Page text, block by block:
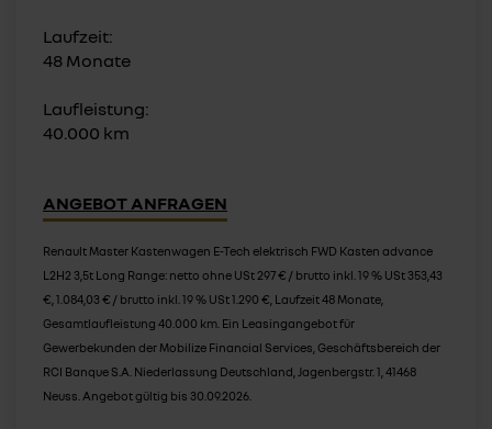
Laufzeit:
48 Monate
Laufleistung:
40.000 km
ANGEBOT ANFRAGEN
Renault Master Kastenwagen E-Tech elektrisch FWD Kasten advance
L2H2 3,5t Long Range: netto ohne USt 297 € / brutto inkl. 19 % USt 353,43
€, 1.084,03 € / brutto inkl. 19 % USt 1.290 €, Laufzeit 48 Monate,
Gesamtlaufleistung 40.000 km. Ein Leasingangebot für
Gewerbekunden der Mobilize Financial Services, Geschäftsbereich der
RCI Banque S.A. Niederlassung Deutschland, Jagenbergstr. 1, 41468
Neuss. Angebot gültig bis 30.09.2026.